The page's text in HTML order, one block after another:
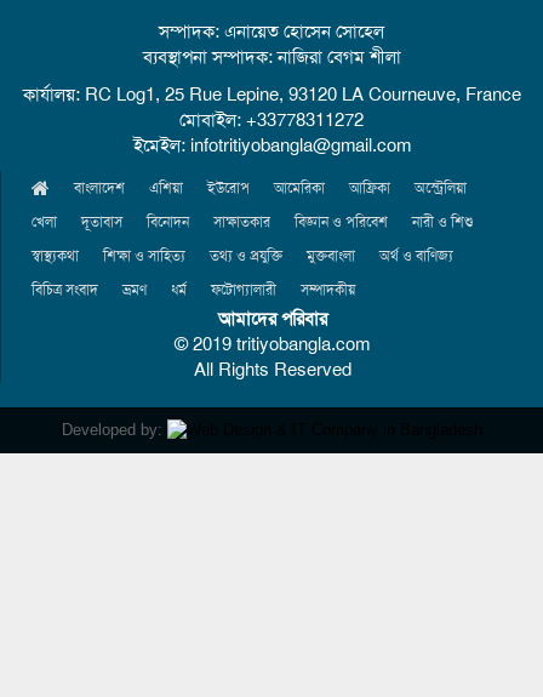
সম্পাদক: এনায়েত হোসেন সোহেল
ব্যবস্থাপনা সম্পাদক: নাজিরা বেগম শীলা
কার্যালয়: RC Log1, 25 Rue Lepine, 93120 LA Courneuve, France
মোবাইল: +33778311272
ইমেইল: infotritiyobangla@gmail.com
বাংলাদেশ এশিয়া ইউরোপ আমেরিকা আফ্রিকা
অস্ট্রেলিয়া
খেলা
দূতাবাস বিনোদন সাক্ষাতকার বিজ্ঞান ও পরিবেশ
নারী ও শিশু
স্বাস্থ্যকথা
শিক্ষা ও সাহিত্য তথ্য ও প্রযুক্তি মুক্তবাংলা
অর্থ ও বাণিজ্য
বিচিত্র সংবাদ
ভ্রমণ ধর্ম ফটোগ্যালারী সম্পাদকীয়
আমাদের পরিবার
© 2019 tritiyobangla.com
All Rights Reserved
Developed by: